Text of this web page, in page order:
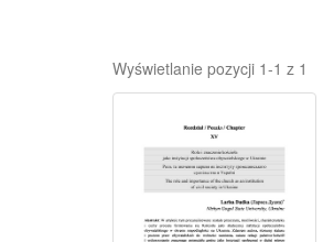
Wyświetlanie pozycji 1-1 z 1